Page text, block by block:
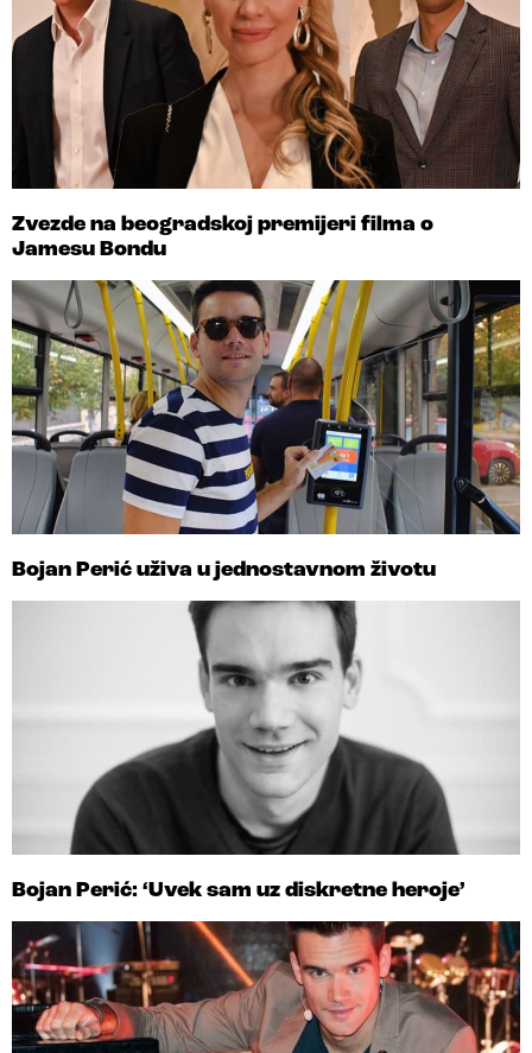
Zvezde na beogradskoj premijeri filma o
Jamesu Bondu
Bojan Perić uživa u jednostavnom životu
Bojan Perić: ‘Uvek sam uz diskretne heroje’